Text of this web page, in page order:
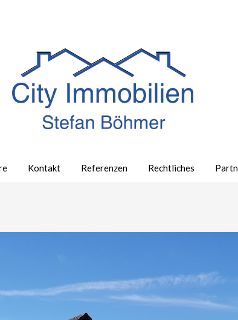
Kontakt Referenzen Rechtliches